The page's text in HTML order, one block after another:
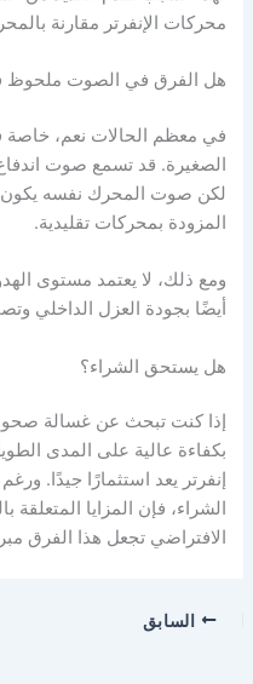
محركات الإنفرتر مقارنة
هل الفرق في الصوت ملحوظ
في معظم الحالات نعم، خاصة
الصغيرة. قد تسمع صوت اندفاع
لكن صوت المحرك نفسه يكون
المزودة بمحركات تقليدية.
ومع ذلك، لا يعتمد مستوى
أيضًا بجودة العزل الداخلي
هل يستحق الشراء؟
إذا كنت تبحث عن غسالة
بكفاءة عالية على المدى
إنفرتر يعد استثمارًا جيدًا.
الشراء، فإن المزايا المتعلقة
الافتراضي تجعل هذا الفرق
السابق